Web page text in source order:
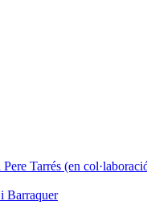
Tarrés (en
Barraquer